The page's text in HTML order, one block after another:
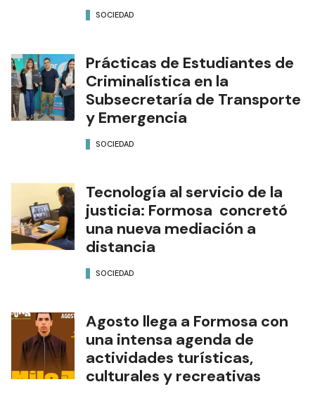
SOCIEDAD
Prácticas de Estudiantes de
Criminalística en la
Subsecretaría de Transporte
y Emergencia
SOCIEDAD
Tecnología al servicio de la
justicia: Formosa concretó
una nueva mediación a
distancia
SOCIEDAD
Agosto llega a Formosa con
una intensa agenda de
actividades turísticas,
culturales y recreativas